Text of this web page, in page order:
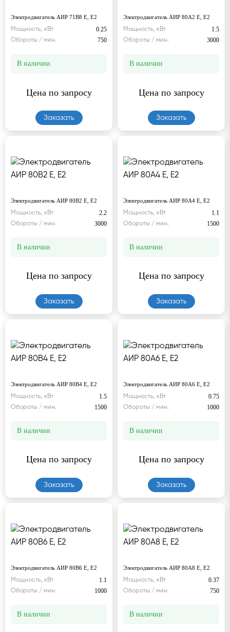
Электродвигатель АИР 71В8 Е, Е2
Мощность, кВт
0.25
Обороты / мин. 750
В наличии
Цена по запросу
Заказать
Электродвигатель АИР 80А2 Е, Е2
Мощность, кВт
1.5
Обороты / мин. 3000
В наличии
Цена по запросу
Заказать
Электродвигатель АИР 80В2 Е, Е2
Мощность, кВт
2.2
Обороты / мин. 3000
В наличии
Цена по запросу
Заказать
Электродвигатель АИР 80А4 Е, Е2
Мощность, кВт
1.1
Обороты / мин. 1500
В наличии
Цена по запросу
Заказать
Электродвигатель АИР 80В4 Е, Е2
Мощность, кВт
1.5
Обороты / мин. 1500
В наличии
Цена по запросу
Заказать
Электродвигатель АИР 80А6 Е, Е2
Мощность, кВт
0.75
Обороты / мин. 1000
В наличии
Цена по запросу
Заказать
Электродвигатель АИР 80В6 Е, Е2
Мощность, кВт
1.1
Обороты / мин. 1000
В наличии
Электродвигатель АИР 80А8 Е, Е2
Мощность, кВт
0.37
Обороты / мин. 750
В наличии